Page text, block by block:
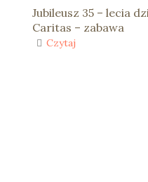
Jubileusz 35 – lecia
Caritas – zabawa
Czytaj